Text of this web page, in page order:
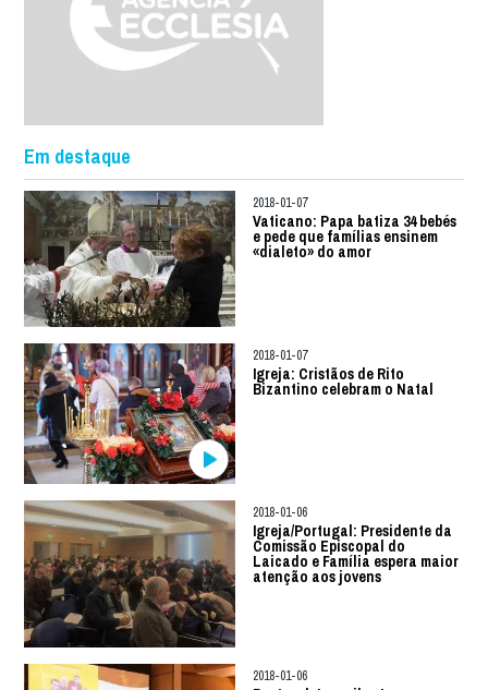
Em destaque
2018-01-07
Vaticano: Papa batiza 34 bebés
e pede que famílias ensinem
«dialeto» do amor
2018-01-07
Igreja: Cristãos de Rito
Bizantino celebram o Natal
2018-01-06
Igreja/Portugal: Presidente da
Comissão Episcopal do
Laicado e Família espera maior
atenção aos jovens
2018-01-06